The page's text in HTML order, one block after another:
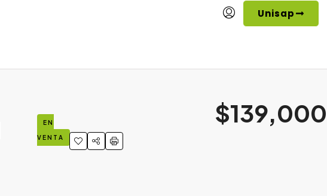
Unisap
EN
VENTA
$139,000